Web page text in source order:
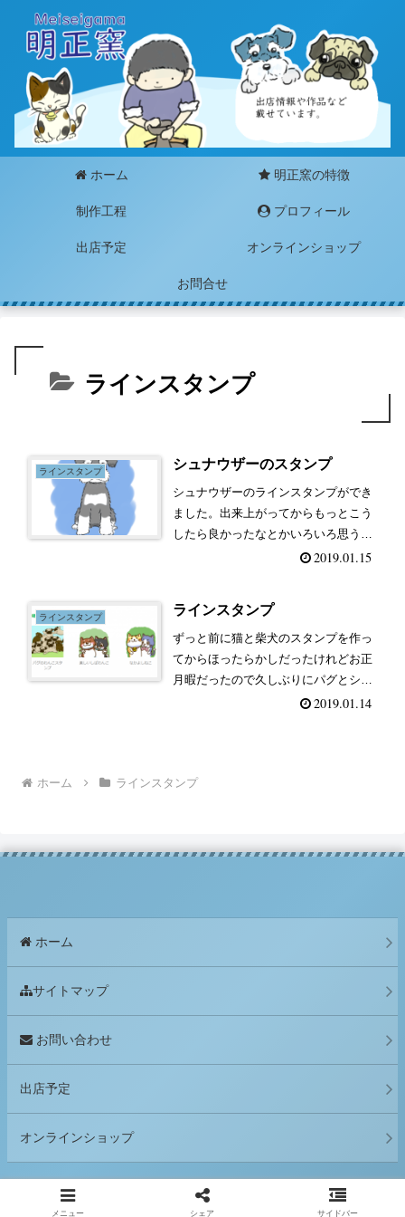
ホーム 明正窯の特徴
制作工程 プロフィール
出店予定 オンラインショップ
お問合せ
ラインスタンプ
ラインスタンプ シュナウザーのスタンプ
シュナウザーのラインスタンプができ
ました。出来上がってからもっとこう
したら良かったなとかいろいろ思うと
ころはあったけど申請が通ってスタン
ば使ってみてください！
2019.01.15
ラインスタンプ ラインスタンプ
ずっと前に猫と柴犬のスタンプを作っ
てからほったらかしだったけれどお正
月暇だったので久しぶりにパグとシュ
ナウザーのラインスタンプを作ってみ
ン...
2019.01.14
ホーム ラインスタンプ
ホーム
サイトマップ
お問い合わせ
出店予定
オンラインショップ
© 2018 明正窯.
メニュー シェア サイドバー